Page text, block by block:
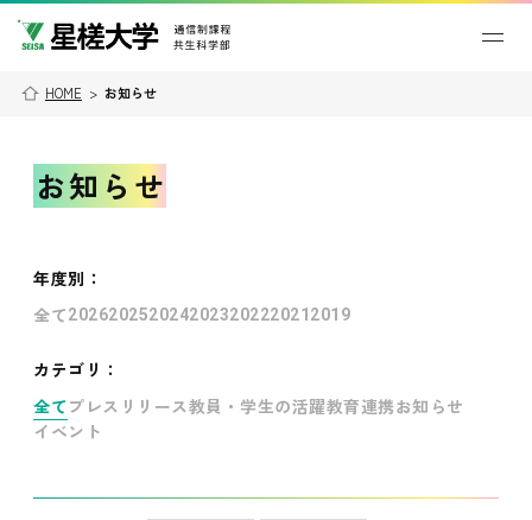
HOME > お知らせ
お知らせ
年度別 ：
全て202620252024202320222021 2019
カテゴリ：
全て プレスリリース教員・学生の活躍教育連携お知らせ
イベント